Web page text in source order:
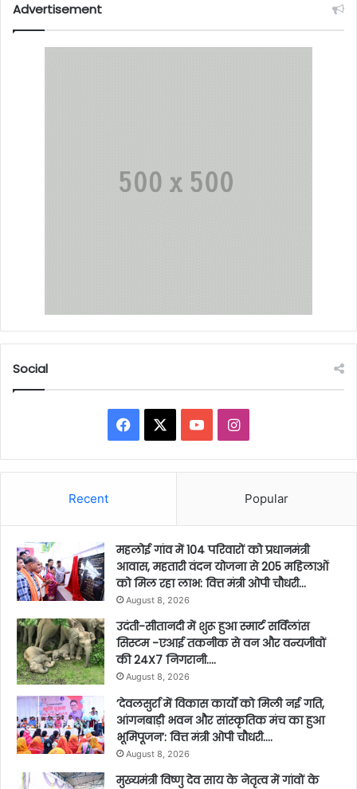
Advertisement
Social
Facebook YouTubeInstagram
Recent Popular
महलोई गांव में 104 परिवारों को प्रधानमंत्री
आवास, महतारी वंदन योजना से 205 महिलाओं
को मिल रहा लाभ: वित्त मंत्री ओपी चौधरी…
August 8, 2026
उदंती-सीतानदी में शुरू हुआ स्मार्ट सर्विलांस
सिस्टम -एआई तकनीक से वन और वन्यजीवों
की 24X7 निगरानी….
August 8, 2026
’देवलसुर्रा में विकास कार्यों को मिली नई गति,
आंगनबाड़ी भवन और सांस्कृतिक मंच का हुआ
भूमिपूजन’: वित्त मंत्री ओपी चौधरी….
August 8, 2026
मुख्यमंत्री विष्णु देव साय के नेतृत्व में गांवों के